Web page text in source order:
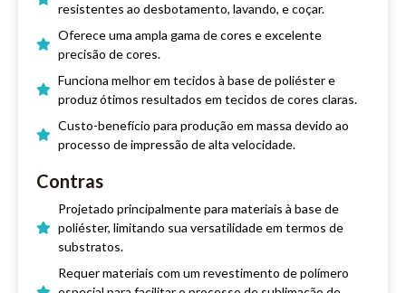
resistentes ao desbotamento, lavando, e coçar.
Oferece uma ampla gama de cores e excelente
precisão de cores.
Funciona melhor em tecidos à base de poliéster e
produz ótimos resultados em tecidos de cores claras.
Custo-benefício para produção em massa devido ao
processo de impressão de alta velocidade.
Contras
Projetado principalmente para materiais à base de
poliéster, limitando sua versatilidade em termos de
substratos.
Requer materiais com um revestimento de polímero